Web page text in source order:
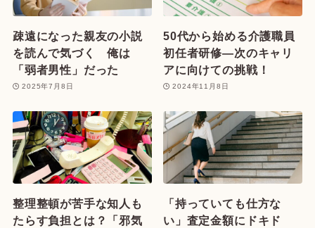
疎遠になった親友の小説
を読んで気づく 俺は
「弱者男性」だった
2025年7月8日
50代から始める介護職員
初任者研修—次のキャリ
アに向けての挑戦！
2024年11月8日
整理整頓が苦手な知人も
たらす負担とは？「邪気
「持っていても仕方な
い」査定金額にドキド